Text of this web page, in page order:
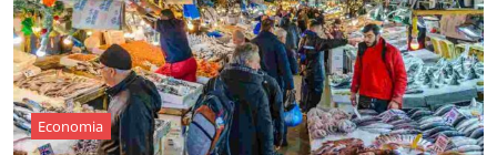
Economia